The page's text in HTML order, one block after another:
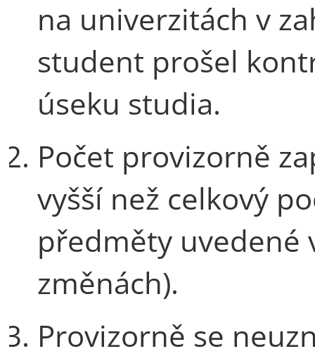
na univerzitách v
student prošel
úseku studia.
Počet provizorně
vyšší než celkový
předměty uvedené
změnách).
Provizorně se